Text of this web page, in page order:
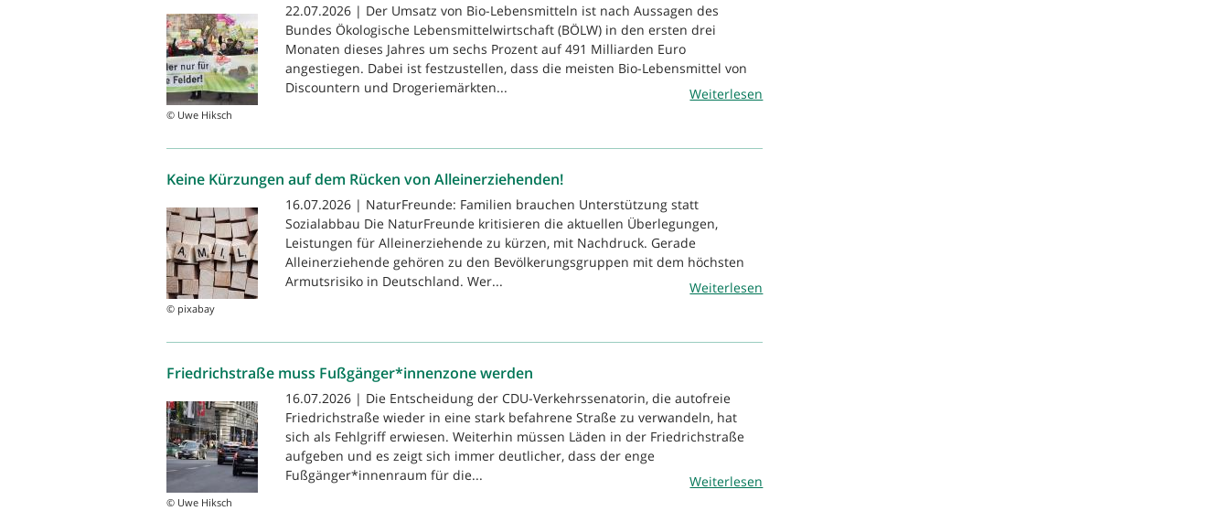
© Uwe Hiksch
22.07.2026 | Der Umsatz von Bio-Lebensmitteln ist nach Aussagen des
Bundes Ökologische Lebensmittelwirtschaft (BÖLW) in den ersten drei
Monaten dieses Jahres um sechs Prozent auf 491 Milliarden Euro
angestiegen. Dabei ist festzustellen, dass die meisten Bio-Lebensmittel von
Discountern und Drogeriemärkten...
Weiterlesen
Keine Kürzungen auf dem Rücken von Alleinerziehenden!
© pixabay
16.07.2026 | NaturFreunde: Familien brauchen Unterstützung statt
Sozialabbau Die NaturFreunde kritisieren die aktuellen Überlegungen,
Leistungen für Alleinerziehende zu kürzen, mit Nachdruck. Gerade
Alleinerziehende gehören zu den Bevölkerungsgruppen mit dem höchsten
Armutsrisiko in Deutschland. Wer...
Weiterlesen
Friedrichstraße muss Fußgänger*innenzone werden
© Uwe Hiksch
16.07.2026 | Die Entscheidung der CDU-Verkehrssenatorin, die autofreie
Friedrichstraße wieder in eine stark befahrene Straße zu verwandeln, hat
sich als Fehlgriff erwiesen. Weiterhin müssen Läden in der Friedrichstraße
aufgeben und es zeigt sich immer deutlicher, dass der enge
Fußgänger*innenraum für die...
Weiterlesen